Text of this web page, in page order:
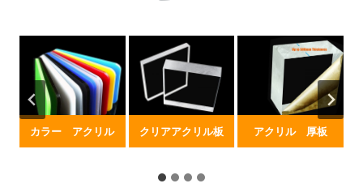
カラー アクリル クリアアクリル板 アクリル 厚板